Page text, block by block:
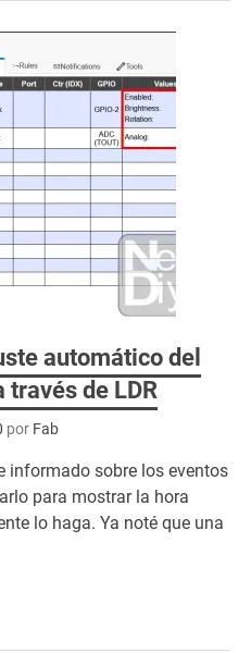
automático del
través de LDR
por Fab
informado sobre los eventos
para mostrar la hora
lo haga. Ya noté que una